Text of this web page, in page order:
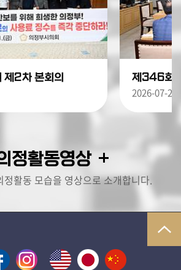
2차 본회의
2026-07-24
정활동영상
정활동 모습을 영상으로 소개합니다.